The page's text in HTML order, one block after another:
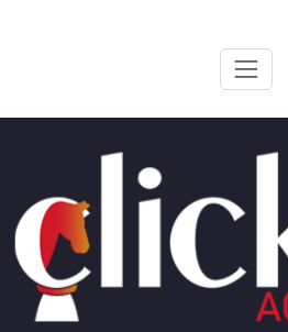
ClickerAcademie